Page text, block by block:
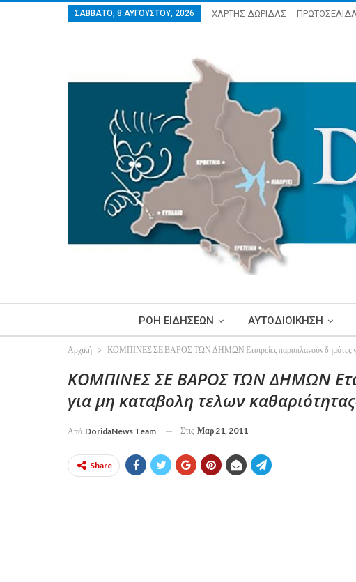
ΣΆΒΒΑΤΟ, 8 ΑΥΓΟΎΣΤΟΥ, 2026 ΧΑΡΤΗΣ ΔΩΡΙΔΑΣ
ΡΟΗ ΕΙΔΗΣΕΩΝ ΑΥΤΟΔΙΟΙΚΗΣΗ
Αρχική ΚΟΜΠΙΝΕΣ ΣΕ ΒΑΡΟΣ ΤΩΝ ΔΗΜΩΝ Εταιρείες παραπλανούν δημότες
ΚΟΜΠΙΝΕΣ ΣΕ ΒΑΡΟΣ ΤΩΝ ΔΗΜΩΝ
για μη καταβολη τελων
Από DoridaNews Team Στις Μαρ 21, 2011
Share